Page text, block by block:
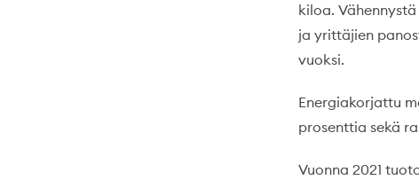
kiloa.
ja yrittäjien
vuoksi.
Energiakorjattu
prosenttia sekä
Vuonna 2021